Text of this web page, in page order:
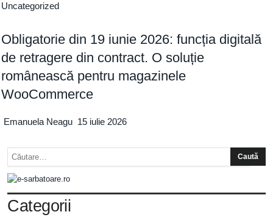
Uncategorized
Obligatorie din 19 iunie 2026: funcția digitală
de retragere din contract. O soluție
românească pentru magazinele
WooCommerce
Emanuela Neagu 15 iulie 2026
Categorii